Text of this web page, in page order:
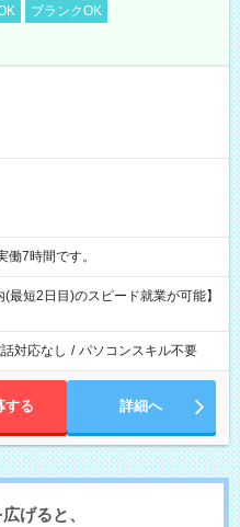
ブランクOK
ち実働7時間です。
最短2日目)のスピード就業が可能】
対応なし / パソコンスキル不要
する 詳細へ
げると、